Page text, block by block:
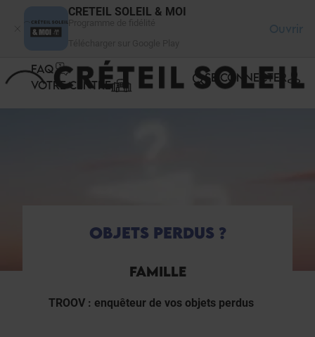
CRETEIL SOLEIL & MOI
Ouvrir
FAQ
VOTRE CENTRE
SE CONNECTER
OBJETS PERDUS ?
FAMILLE
TROOV : enquêteur de vos objets perdus
Panneau de gestion des cookies